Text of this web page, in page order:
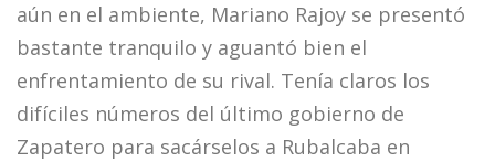
aún en el ambiente, Mariano Rajoy se presentó
bastante tranquilo y aguantó bien el
enfrentamiento de su rival. Tenía claros los
difíciles números del último gobierno de
Zapatero para sacárselos a Rubalcaba en